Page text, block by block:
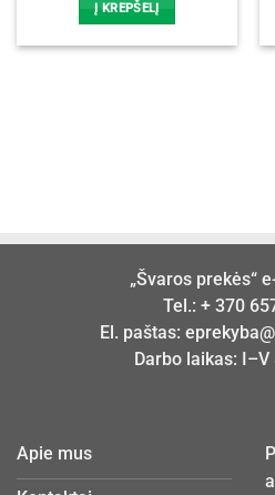
Į KREPŠELĮ
„Švaros prekės“
Tel.: + 370
El. paštas:
Darbo laikas:
Apie mus